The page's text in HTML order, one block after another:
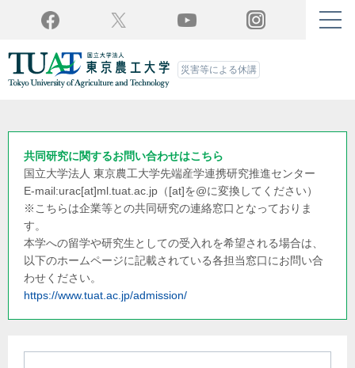
Facebook YouTube Instagram
災害等による休講
共同研究に関するお問い合わせはこちら
国立大学法人 東京農工大学先端産学連携研究推進センター
E-mail:urac[at]ml.tuat.ac.jp （[at]を@に変換してください）
※こちらは企業等との共同研究の連絡窓口となっておりま
す。
本学への留学や研究生としての受入れを希望される場合は、
以下のホームページに記載されている各担当窓口にお問い合
わせください。
https://www.tuat.ac.jp/admission/